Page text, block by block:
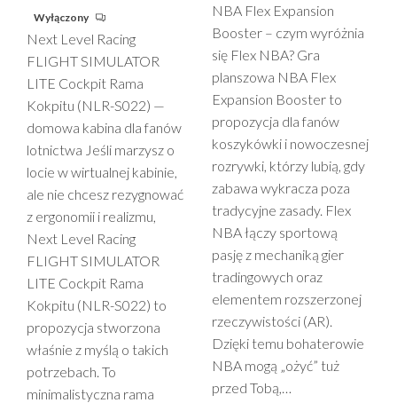
Wyłączony
Next Level Racing
FLIGHT SIMULATOR
LITE Cockpit Rama
Kokpitu (NLR-S022) —
domowa kabina dla fanów
lotnictwa Jeśli marzysz o
locie w wirtualnej kabinie,
ale nie chcesz rezygnować
z ergonomii i realizmu,
Next Level Racing
FLIGHT SIMULATOR
LITE Cockpit Rama
Kokpitu (NLR-S022) to
propozycja stworzona
właśnie z myślą o takich
potrzebach. To
minimalistyczna rama
NBA Flex Expansion
Booster – czym wyróżnia
się Flex NBA? Gra
planszowa NBA Flex
Expansion Booster to
propozycja dla fanów
koszykówki i nowoczesnej
rozrywki, którzy lubią, gdy
zabawa wykracza poza
tradycyjne zasady. Flex
NBA łączy sportową
pasję z mechaniką gier
tradingowych oraz
elementem rozszerzonej
rzeczywistości (AR).
Dzięki temu bohaterowie
NBA mogą „ożyć” tuż
przed Tobą,…